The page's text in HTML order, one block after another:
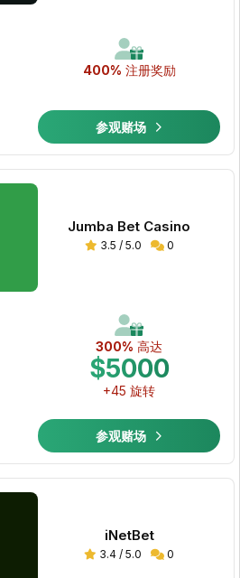
400% 注册奖励
参观赌场
Jumba Bet Casino
3.5 / 5.0 0
300% 高达
$5000
+45 旋转
参观赌场
iNetBet
3.4 / 5.0 0